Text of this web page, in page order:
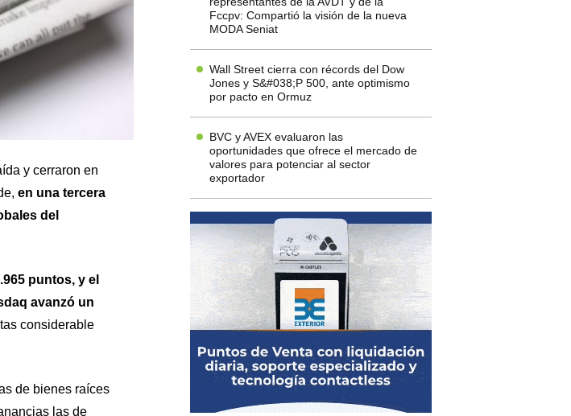
y cerraron en
en una tercera
del
puntos, y el
avanzó un
considerable
de bienes raíces
las de
Fccpv: Compartió la visión de la nueva
MODA Seniat
Wall Street cierra con récords del Dow
Jones y S&#038;P 500, ante optimismo
por pacto en Ormuz
BVC y AVEX evaluaron las
oportunidades que ofrece el mercado de
valores para potenciar al sector
exportador